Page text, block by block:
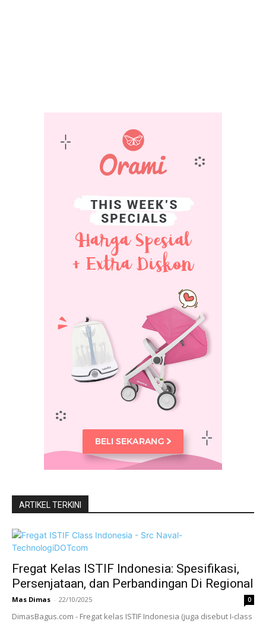
ARTIKEL TERKINI
Fregat Kelas ISTIF Indonesia: Spesifikasi,
Persenjataan, dan Perbandingan Di Regional
Mas Dimas - 22/10/2025 0
DimasBagus.com - Fregat kelas ISTIF Indonesia (juga disebut I-class